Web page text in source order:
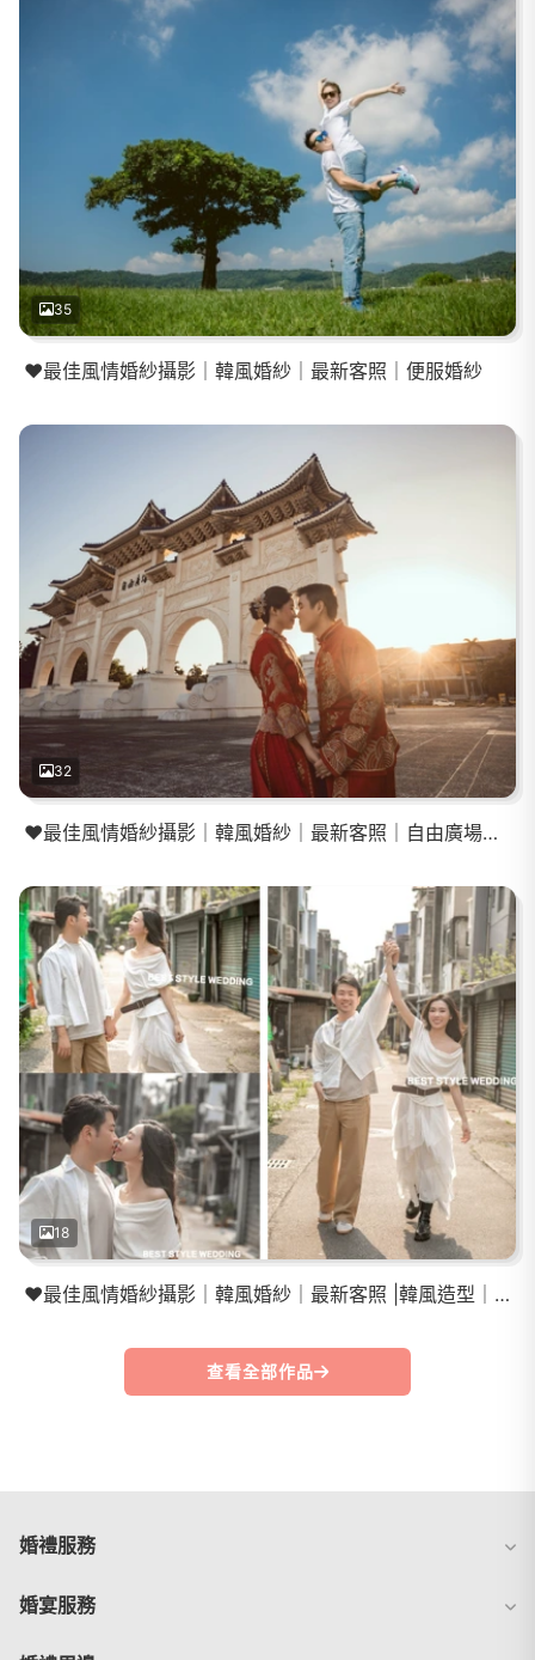
35
❤️最佳風情婚紗攝影｜韓風婚紗｜最新客照｜便服婚紗
32
❤️最佳風情婚紗攝影｜韓風婚紗｜最新客照｜自由廣場｜員山飯店
18
❤️最佳風情婚紗攝影｜韓風婚紗｜最新客照 |韓風造型｜便服婚紗
查看全部作品
婚禮服務
婚宴服務